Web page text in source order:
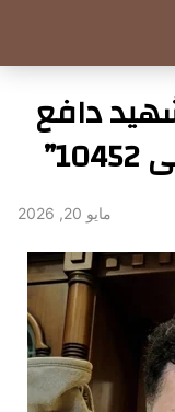
دافع
مايو 20, 2026